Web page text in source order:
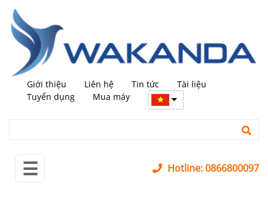
Giới thiệu Liên hệ Tin tức
Tài liệu
Tuyển dụng
Mua máy
Hotline: 0866800097
trở
MÁY
MỚI
+
MÁY
+
KIỆN☰